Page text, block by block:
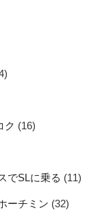
ク (16)
でSLに乗る (11)
ーチミン (32)